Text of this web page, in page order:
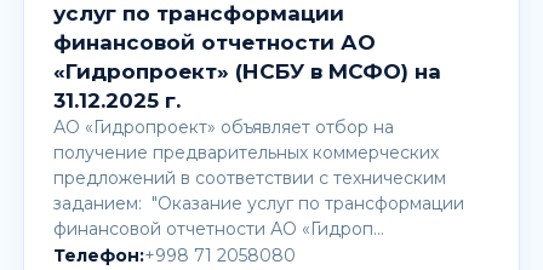
услуг по трансформации
финансовой отчетности АО
«Гидропроект» (НСБУ в МСФО) на
31.12.2025 г.
АО «Гидропроект» объявляет отбор на
получение предварительных коммерческих
предложений в соответствии с техническим
заданием: "Оказание услуг по трансформации
финансовой отчетности АО «Гидроп…
Телефон:+998 71 2058080